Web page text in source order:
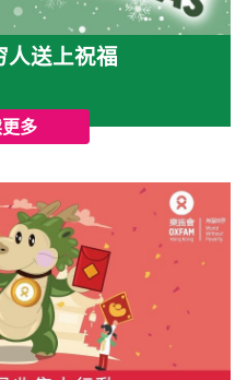
人送上祝福
多